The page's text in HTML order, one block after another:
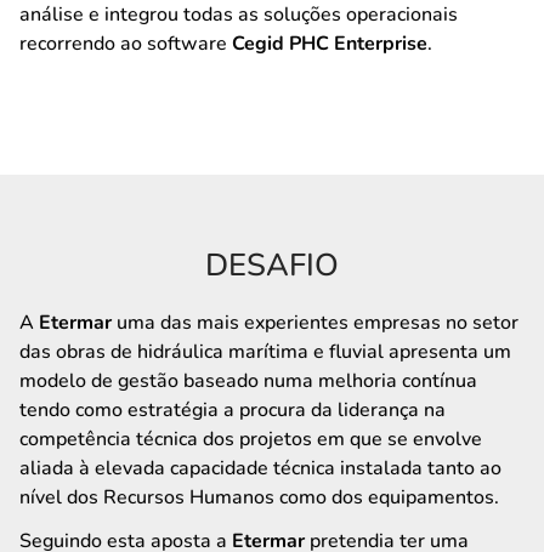
análise e integrou todas as soluções operacionais
recorrendo ao software Cegid PHC Enterprise.
DESAFIO
A Etermaruma das mais experientes empresas no setor
das obras de hidráulica marítima e fluvial apresenta um
modelo de gestão baseado numa melhoria contínua
tendo como estratégia a procura da liderança na
competência técnica dos projetos em que se envolve
aliada à elevada capacidade técnica instalada tanto ao
nível dos Recursos Humanos como dos equipamentos.
Seguindo esta aposta a Etermarpretendia ter uma